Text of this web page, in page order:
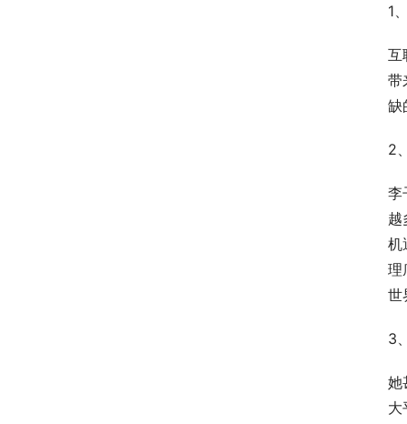
1
互
带
缺
2
李
越
机
理
世
3
她
大